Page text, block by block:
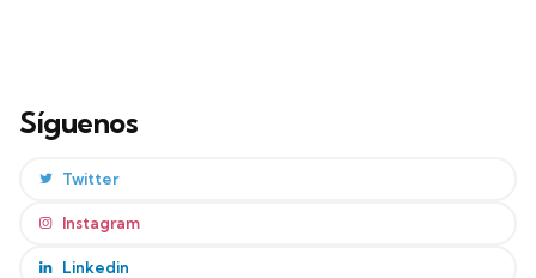
Síguenos
Twitter
Instagram
Linkedin